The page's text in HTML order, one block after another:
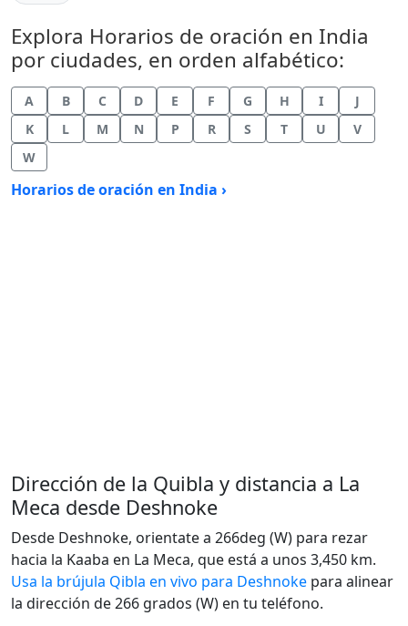
Explora Horarios de oración en India
por ciudades, en orden alfabético:
A B C D E F G H I
J
K
L M N P R S T U
V
W
Horarios de oración en India ›
Dirección de la Quibla y distancia a La
Meca desde Deshnoke
Desde Deshnoke, orientate a 266deg (W) para rezar
hacia la Kaaba en La Meca, que está a unos 3,450 km.
Usa la brújula Qibla en vivo para Deshnoke para alinear
la dirección de 266 grados (W) en tu teléfono.